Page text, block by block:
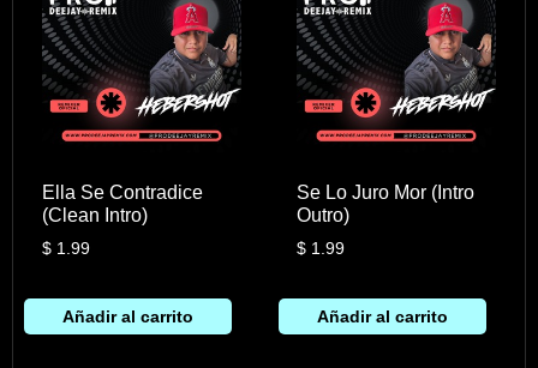
Ella Se Contradice
(Clean Intro)
$1.99
Añadir al carrito
Se Lo Juro Mor (Intro
Outro)
$ 1.99
Añadir al carrito